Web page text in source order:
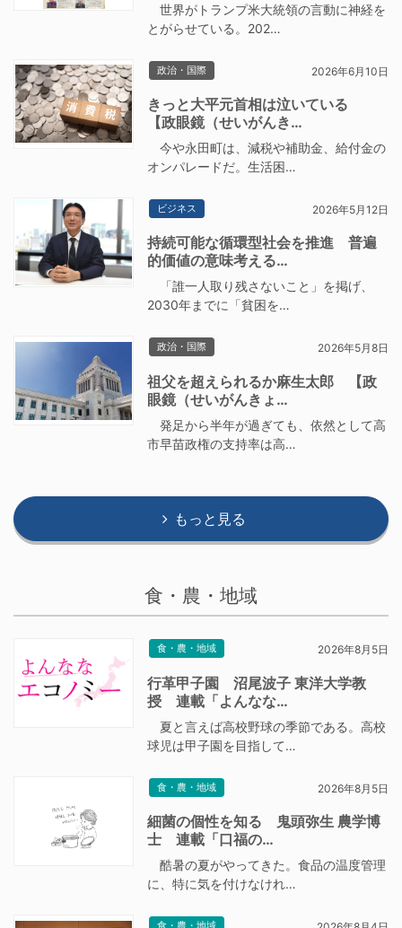
世界がトランプ米大統領の言動に神経を
とがらせている。202…
政治・国際 2026年6月10日
きっと大平元首相は泣いている
【政眼鏡（せいがんき…
今や永田町は、減税や補助金、給付金の
オンパレードだ。生活困…
ビジネス 2026年5月12日
持続可能な循環型社会を推進 普遍
的価値の意味考える…
「誰一人取り残さないこと」を掲げ、
2030年までに「貧困を…
政治・国際 2026年5月8日
祖父を超えられるか麻生太郎 【政
眼鏡（せいがんきょ…
発足から半年が過ぎても、依然として高
市早苗政権の支持率は高…
もっと見る
食・農・地域
食・農・地域 2026年8月5日
行革甲子園 沼尾波子 東洋大学教
授 連載「よんなな…
夏と言えば高校野球の季節である。高校
球児は甲子園を目指して…
食・農・地域 2026年8月5日
細菌の個性を知る 鬼頭弥生 農学博
士 連載「口福の…
酷暑の夏がやってきた。食品の温度管理
に、特に気を付けなけれ…
食・農・地域